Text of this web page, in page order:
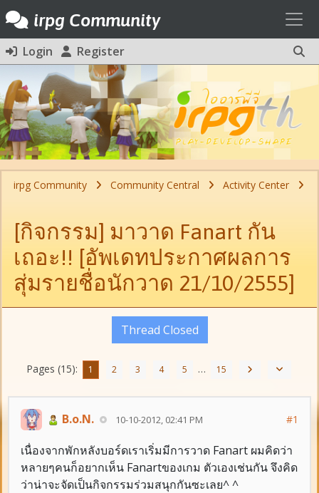
irpg Community
Login Register
irpg Community Community Central Activity Center
[กิจกรรม] มาวาด Fanart กัน
เถอะ!! [อัพเดทประกาศผลการ
สุ่มรายชื่อนักวาด 21/10/2555]
Pages (15): 1 2 3 4 5 … 15
Thread Closed
B.o.N. 10-10-2012, 02:41 PM #1
เนื่องจากพักหลังบอร์ดเราเริ่มมีการวาด Fanart ผมคิดว่า
หลายๆคนก็อยากเห็น Fanartของเกม ตัวเองเช่นกัน จึงคิด
ว่าน่าจะจัดเป็นกิจกรรมร่วมสนุกกันซะเลย^ ^